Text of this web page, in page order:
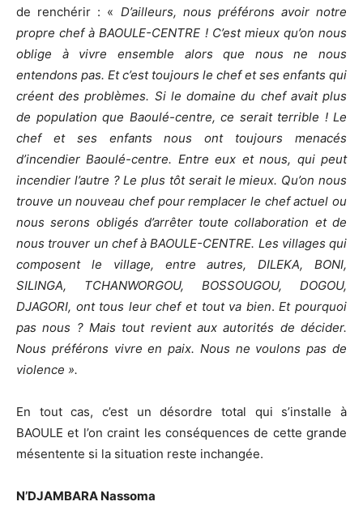
de renchérir : « D’ailleurs, nous préférons avoir notre
propre chef à BAOULE-CENTRE ! C’est mieux qu’on nous
oblige à vivre ensemble alors que nous ne nous
entendons pas. Et c’est toujours le chef et ses enfants qui
créent des problèmes. Si le domaine du chef avait plus
de population que Baoulé-centre, ce serait terrible ! Le
chef et ses enfants nous ont toujours menacés
d’incendier Baoulé-centre. Entre eux et nous, qui peut
incendier l’autre ? Le plus tôt serait le mieux. Qu’on nous
trouve un nouveau chef pour remplacer le chef actuel ou
nous serons obligés d’arrêter toute collaboration et de
nous trouver un chef à BAOULE-CENTRE. Les villages qui
composent le village, entre autres, DILEKA, BONI,
SILINGA, TCHANWORGOU, BOSSOUGOU, DOGOU,
DJAGORI, ont tous leur chef et tout va bien.Et pourquoi
pas nous ? Mais tout revient aux autorités de décider.
Nous préférons vivre en paix. Nous ne voulons pas de
violence ».
En tout cas, c’est un désordre total qui s’installe à
BAOULE et l’on craint les conséquences de cette grande
mésentente si la situation reste inchangée.
N’DJAMBARA Nassoma